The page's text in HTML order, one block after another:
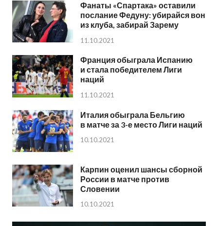
Фанаты «Спартака» оставили
послание Федуну: убирайся вон
из клуба, забирай Зарему
11.10.2021
Франция обыграла Испанию
и стала победителем Лиги
наций
11.10.2021
Италия обыграла Бельгию
в матче за 3-е место Лиги наций
10.10.2021
Карпин оценил шансы сборной
России в матче против
Словении
10.10.2021